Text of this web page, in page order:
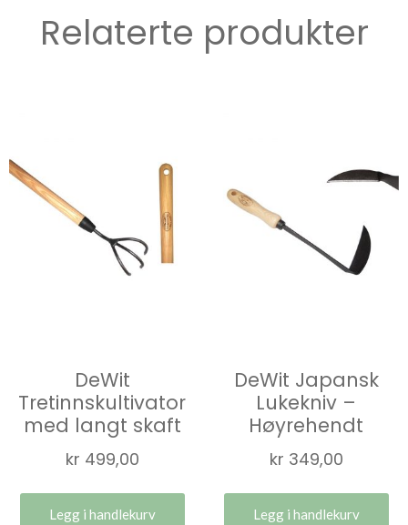
Relaterte produkter
DeWit
Tretinnskultivator
med langt skaft
kr 499,00
Legg i handlekurv
DeWit Japansk
Lukekniv –
Høyrehendt
kr 349,00
Legg i handlekurv